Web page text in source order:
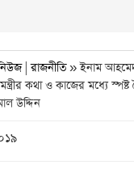
|রাজনীতি» ইনাম
কথা ও কাজের মধ্যে
উদ্দিন